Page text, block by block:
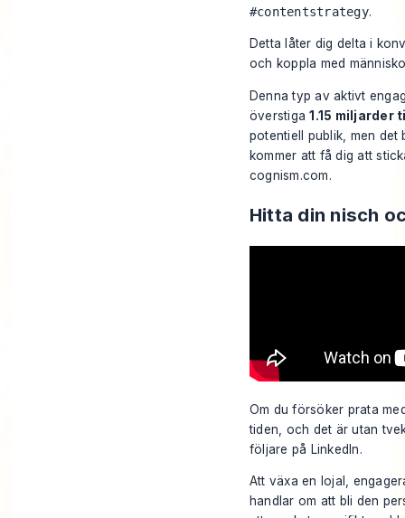
#contentstrategy.
Detta låter dig delta i
och koppla med
Denna typ av aktivt
överstiga1.15 miljarder
potentiell publik, men det
kommer att få dig att
cognism.com.
Hitta din nisch
Om du försöker prata
tiden, och det är utan
följare på LinkedIn.
Att växa en lojal,
handlar om att bli den